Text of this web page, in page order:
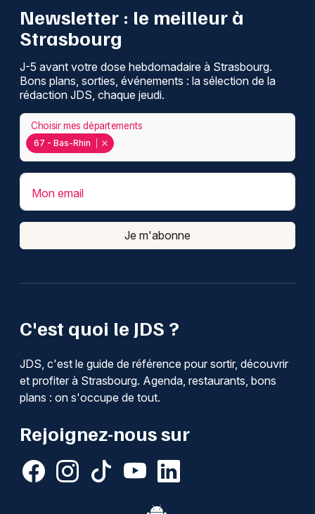
C'est quoi le JDS ?
JDS, c'est le guide de référence pour sortir, découvrir
et profiter à Strasbourg. Agenda, restaurants, bons
plans : on s'occupe de tout.
Rejoignez-nous sur
Newsletter : le meilleur à
Strasbourg
J-5 avant votre dose hebdomadaire à Strasbourg.
Bons plans, sorties, événements : la sélection de la
rédaction JDS, chaque jeudi.
67 - Bas-Rhin
Choisir mes départements
Mon email
Je m'abonne